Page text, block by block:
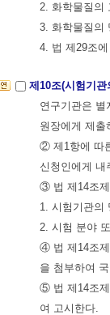
2. 화학물질의
3. 화학물질의
4. 법 제29조
제10조(시험기
연구기관은
원장에게 제출
② 제1항에 따
신청인에게 내
③ 법 제14조제
1. 시험기관의
2. 시험 분야
④ 법 제14조제
을 첨부하여
⑤ 법 제14조제
여 고시한다.